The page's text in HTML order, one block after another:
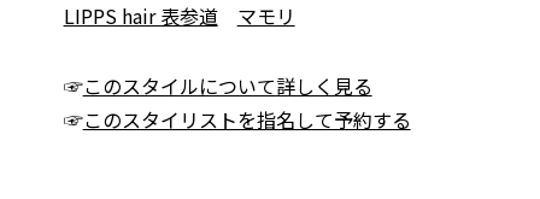
LIPPS hair 表参道
マモリ
☞このスタイルについて詳しく見る
☞このスタイリストを指名して予約する